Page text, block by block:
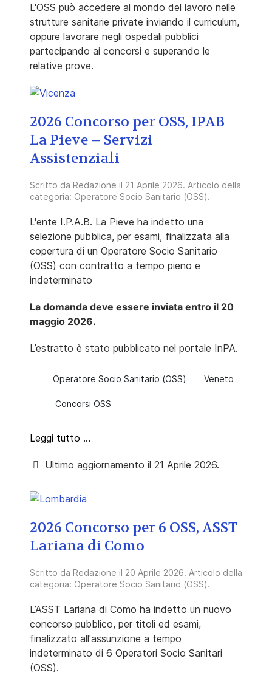
L'OSS può accedere al mondo del lavoro nelle
strutture sanitarie private inviando il curriculum,
oppure lavorare negli ospedali pubblici
partecipando ai concorsi e superando le
relative prove.
2026 Concorso per OSS, IPAB
La Pieve – Servizi
Assistenziali
Scritto da Redazione il 21 Aprile 2026. Articolo della
categoria: Operatore Socio Sanitario (OSS).
L'ente I.P.A.B. La Pieve ha indetto una
selezione pubblica, per esami, finalizzata alla
copertura di un Operatore Socio Sanitario
(OSS) con contratto a tempo pieno e
indeterminato
La domanda deve essere inviata entro il 20
maggio 2026.
L’estratto è stato pubblicato nel portale InPA.
Operatore Socio Sanitario (OSS) Veneto
Concorsi OSS
Leggi tutto …
Ultimo aggiornamento il 21 Aprile 2026.
2026 Concorso per 6 OSS, ASST
Lariana di Como
Scritto da Redazione il 20 Aprile 2026. Articolo della
categoria: Operatore Socio Sanitario (OSS).
L’ASST Lariana di Como ha indetto un nuovo
concorso pubblico, per titoli ed esami,
finalizzato all'assunzione a tempo
indeterminato di 6 Operatori Socio Sanitari
(OSS).